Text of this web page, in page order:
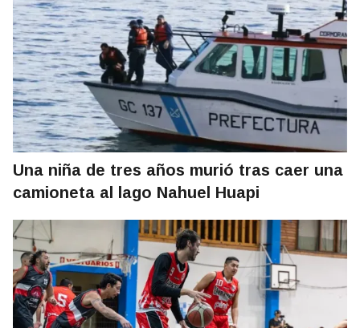
Una niña de tres años murió tras caer una
camioneta al lago Nahuel Huapi